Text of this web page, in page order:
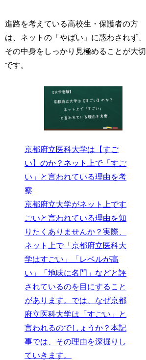
進路を考えている高校生・保護者の方
は、ネットの「やばい」に惑わされず、
その中身をしっかり見極めることが大切
です。
京都府立医科大学は【すご
い】のか？ネット上で「すご
い」と言われている理由を考
察
京都府立大学がネット上です
ごいと言われている理由を知
りたくありませんか？実際、
ネット上で「京都府立医科大
学はすごい」「レベルが高
い」「地味に名門」などと評
されているのを目にすること
があります。では、なぜ京都
府立医科大学は「すごい」と
言われるのでしょうか？本記
事では、その理由を深掘りし
ていきます。